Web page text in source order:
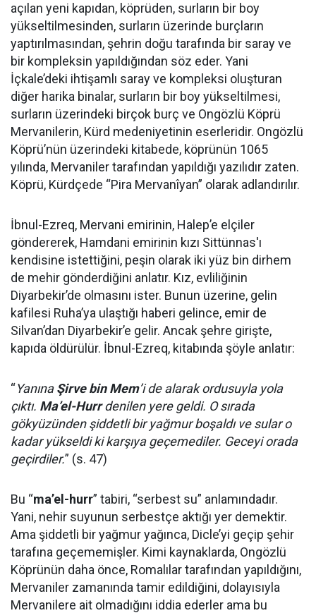
açılan yeni kapıdan, köprüden, surların bir boy
yükseltilmesinden, surların üzerinde burçların
yaptırılmasından, şehrin doğu tarafında bir saray ve
bir kompleksin yapıldığından söz eder. Yani
İçkale’deki ihtişamlı saray ve kompleksi oluşturan
diğer harika binalar, surların bir boy yükseltilmesi,
surların üzerindeki birçok burç ve Ongözlü Köprü
Mervanilerin, Kürd medeniyetinin eserleridir. Ongözlü
Köprü’nün üzerindeki kitabede, köprünün 1065
yılında, Mervaniler tarafından yapıldığı yazılıdır zaten.
Köprü, Kürdçede “Pira Mervanîyan” olarak adlandırılır.
İbnul-Ezreq, Mervani emirinin, Halep’e elçiler
göndererek, Hamdani emirinin kızı Sittünnas'ı
kendisine istettiğini, peşin olarak iki yüz bin dirhem
de mehir gönderdiğini anlatır. Kız, evliliğinin
Diyarbekir’de olmasını ister. Bunun üzerine, gelin
kafilesi Ruha’ya ulaştığı haberi gelince, emir de
Silvan’dan Diyarbekir’e gelir. Ancak şehre girişte,
kapıda öldürülür. İbnul-Ezreq, kitabında şöyle anlatır:
“YanınaŞirve bin Mem’i de alarak ordusuyla yola
çıktı. Ma’el-Hurrdenilen yere geldi. O sırada
gökyüzünden şiddetli bir yağmur boşaldı ve sular o
kadar yükseldi ki karşıya geçemediler. Geceyi orada
geçirdiler.” (s. 47)
Bu “ma’el-hurr” tabiri, “serbest su” anlamındadır.
Yani, nehir suyunun serbestçe aktığı yer demektir.
Ama şiddetli bir yağmur yağınca, Dicle’yi geçip şehir
tarafına geçememişler. Kimi kaynaklarda, Ongözlü
Köprünün daha önce, Romalılar tarafından yapıldığını,
Mervaniler zamanında tamir edildiğini, dolayısıyla
Mervanilere ait olmadığını iddia ederler ama bu